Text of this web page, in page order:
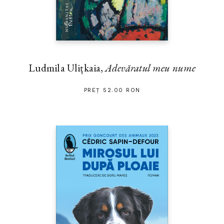
Ludmila Ulițkaia,Adevăratul meu nume
PREȚ 52.00 RON